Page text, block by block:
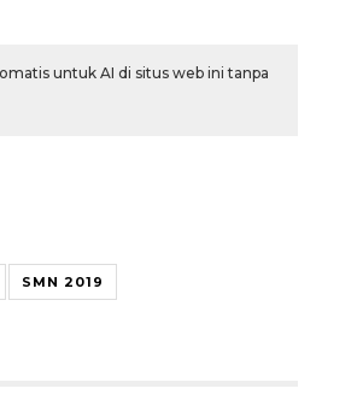
untuk AI di situs web ini tanpa
SMN 2019